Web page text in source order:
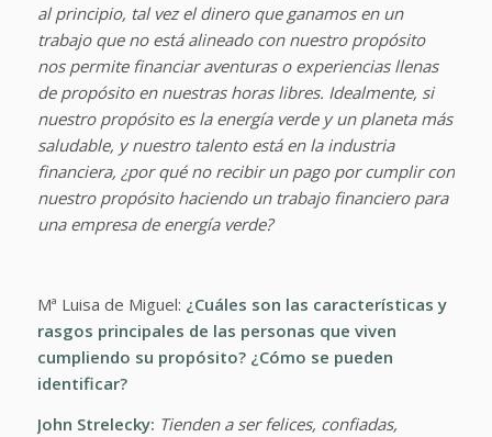
al principio, tal vez el dinero que ganamos en un
trabajo que no está alineado con nuestro propósito
nos permite financiar aventuras o experiencias llenas
de propósito en nuestras horas libres. Idealmente, si
nuestro propósito es la energía verde y un planeta más
saludable, y nuestro talento está en la industria
financiera, ¿por qué no recibir un pago por cumplir con
nuestro propósito haciendo un trabajo financiero para
una empresa de energía verde?
Mª Luisa de Miguel: ¿Cuáles son las características y
rasgos principales de las personas que viven
cumpliendo su propósito? ¿Cómo se pueden
identificar?
John Strelecky: Tienden a ser felices, confiadas,